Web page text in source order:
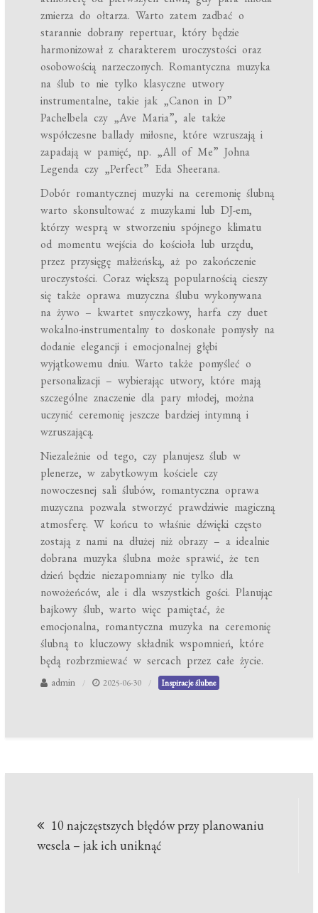
zmierza do ołtarza. Warto zatem zadbać o
starannie dobrany repertuar, który będzie
harmonizował z charakterem uroczystości oraz
osobowością narzeczonych. Romantyczna muzyka
na ślub to nie tylko klasyczne utwory
instrumentalne, takie jak „Canon in D”
Pachelbela czy „Ave Maria”, ale także
współczesne ballady miłosne, które wzruszają i
zapadają w pamięć, np. „All of Me” Johna
Legenda czy „Perfect” Eda Sheerana.
Dobór romantycznej muzyki na ceremonię ślubną
warto skonsultować z muzykami lub DJ-em,
którzy wesprą w stworzeniu spójnego klimatu
od momentu wejścia do kościoła lub urzędu,
przez przysięgę małżeńską, aż po zakończenie
uroczystości. Coraz większą popularnością cieszy
się także oprawa muzyczna ślubu wykonywana
na żywo – kwartet smyczkowy, harfa czy duet
wokalno-instrumentalny to doskonałe pomysły na
dodanie elegancji i emocjonalnej głębi
wyjątkowemu dniu. Warto także pomyśleć o
personalizacji – wybierając utwory, które mają
szczególne znaczenie dla pary młodej, można
uczynić ceremonię jeszcze bardziej intymną i
wzruszającą.
Niezależnie od tego, czy planujesz ślub w
plenerze, w zabytkowym kościele czy
nowoczesnej sali ślubów, romantyczna oprawa
muzyczna pozwala stworzyć prawdziwie magiczną
atmosferę. W końcu to właśnie dźwięki często
zostają z nami na dłużej niż obrazy – a idealnie
dobrana muzyka ślubna może sprawić, że ten
dzień będzie niezapomniany nie tylko dla
nowożeńców, ale i dla wszystkich gości. Planując
bajkowy ślub, warto więc pamiętać, że
emocjonalna, romantyczna muzyka na ceremonię
ślubną to kluczowy składnik wspomnień, które
będą rozbrzmiewać w sercach przez całe życie.
admin 2025-06-30 Inspiracje ślubne
wpisu
10 najczęstszych błędów przy planowaniu
wesela – jak ich uniknąć